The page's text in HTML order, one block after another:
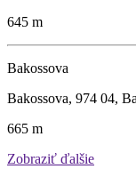
645 m
Bakossova
Bakossova, 974 04,
665 m
Zobraziť ďalšie